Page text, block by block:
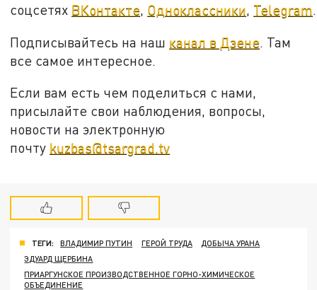
соцсетях ВКонтакте, Одноклассники, Telegram.
Подписывайтесь на наш канал в Дзене. Там
все самое интересное.
Если вам есть чем поделиться с нами,
присылайте свои наблюдения, вопросы,
новости на электронную
почту kuzbas@tsargrad.tv
ТЕГИ: ВЛАДИМИР ПУТИН ГЕРОЙ ТРУДА
ДОБЫЧА УРАНА
ЭДУАРД ЩЕРБИНА
ПРИАРГУНСКОЕ ПРОИЗВОДСТВЕННОЕ ГОРНО-ХИМИЧЕСКОЕ
ОБЪЕДИНЕНИЕ